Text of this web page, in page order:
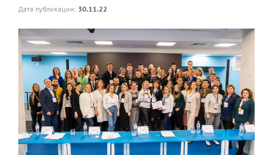
Дата публикации: 30.11.22